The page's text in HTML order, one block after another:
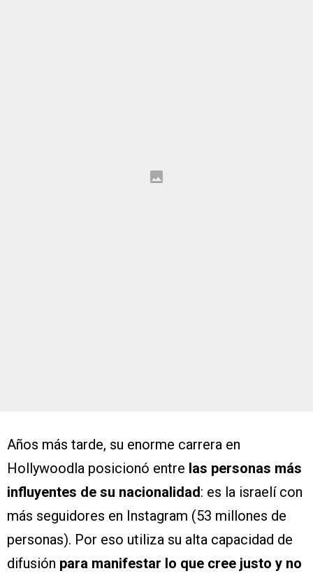
Años más tarde, su enorme carrera en
Hollywoodla posicionó entre las personas más
influyentes de su nacionalidad: es la israelí con
más seguidores en Instagram (53 millones de
personas). Por eso utiliza su alta capacidad de
difusión para manifestar lo que cree justo y no